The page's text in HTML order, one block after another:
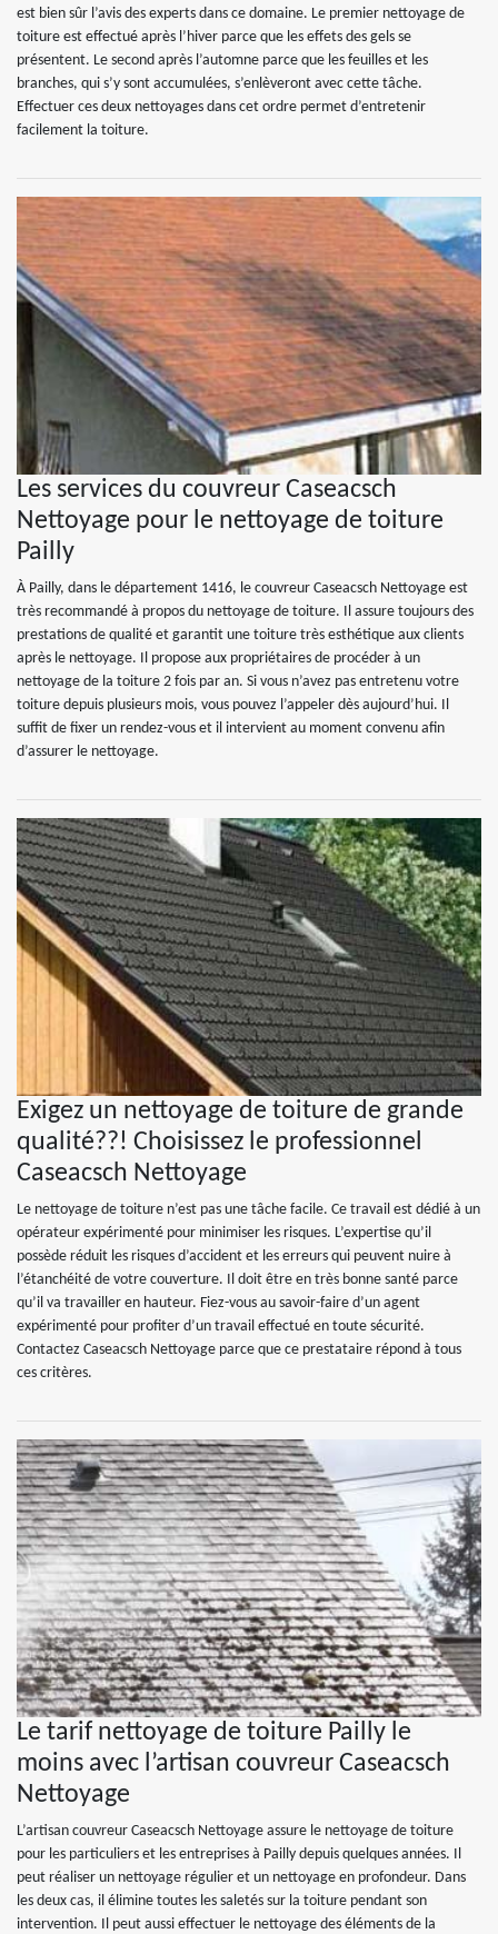
est bien sûr l’avis des experts dans ce domaine. Le premier nettoyage de
toiture est effectué après l’hiver parce que les effets des gels se
présentent. Le second après l’automne parce que les feuilles et les
branches, qui s’y sont accumulées, s’enlèveront avec cette tâche.
Effectuer ces deux nettoyages dans cet ordre permet d’entretenir
facilement la toiture.
Les services du couvreur Caseacsch
Nettoyage pour le nettoyage de toiture
Pailly
À Pailly, dans le département 1416, le couvreur Caseacsch Nettoyage est
très recommandé à propos du nettoyage de toiture. Il assure toujours des
prestations de qualité et garantit une toiture très esthétique aux clients
après le nettoyage. Il propose aux propriétaires de procéder à un
nettoyage de la toiture 2 fois par an. Si vous n’avez pas entretenu votre
toiture depuis plusieurs mois, vous pouvez l’appeler dès aujourd’hui. Il
suffit de fixer un rendez-vous et il intervient au moment convenu afin
d’assurer le nettoyage.
Exigez un nettoyage de toiture de grande
qualité??! Choisissez le professionnel
Caseacsch Nettoyage
Le nettoyage de toiture n’est pas une tâche facile. Ce travail est dédié à un
opérateur expérimenté pour minimiser les risques. L’expertise qu’il
possède réduit les risques d’accident et les erreurs qui peuvent nuire à
l’étanchéité de votre couverture. Il doit être en très bonne santé parce
qu’il va travailler en hauteur. Fiez-vous au savoir-faire d’un agent
expérimenté pour profiter d’un travail effectué en toute sécurité.
Contactez Caseacsch Nettoyage parce que ce prestataire répond à tous
ces critères.
Le tarif nettoyage de toiture Pailly le
moins avec l’artisan couvreur Caseacsch
Nettoyage
L’artisan couvreur Caseacsch Nettoyage assure le nettoyage de toiture
pour les particuliers et les entreprises à Pailly depuis quelques années. Il
peut réaliser un nettoyage régulier et un nettoyage en profondeur. Dans
les deux cas, il élimine toutes les saletés sur la toiture pendant son
intervention. Il peut aussi effectuer le nettoyage des éléments de la